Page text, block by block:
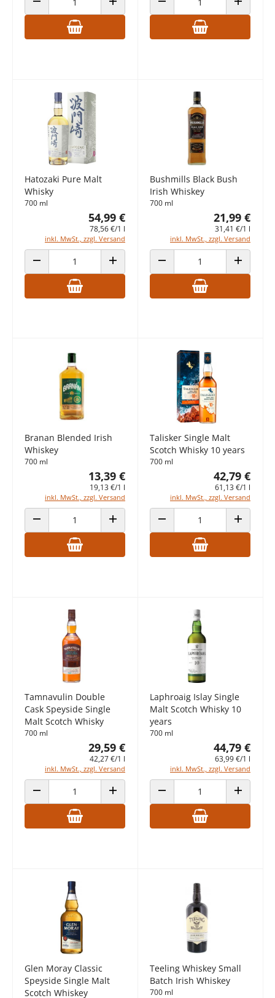
ANZAHL VERRINGERN ANZAHL ERHÖHENANZAHL VERRINGERN ANZAHL
Hatozaki Pure Malt
Whisky
700 ml
54,99 €
78,56 €/1 l
inkl. MwSt., zzgl. Versand
ANZAHL VERRINGERN ANZAHL ERHÖHEN
Bushmills Black Bush
Irish Whiskey
700 ml
21,99 €
31,41 €/1 l
inkl. MwSt., zzgl. Versand
ANZAHL VERRINGERN ANZAHL
Branan Blended Irish
Whiskey
700 ml
13,39 €
19,13 €/1 l
inkl. MwSt., zzgl. Versand
ANZAHL VERRINGERN ANZAHL ERHÖHEN
Talisker Single Malt
Scotch Whisky 10 years
700 ml
42,79 €
61,13 €/1 l
inkl. MwSt., zzgl. Versand
ANZAHL VERRINGERN ANZAHL
Tamnavulin Double
Cask Speyside Single
Malt Scotch Whisky
700 ml
29,59 €
42,27 €/1 l
inkl. MwSt., zzgl. Versand
ANZAHL VERRINGERN ANZAHL ERHÖHEN
Laphroaig Islay Single
Malt Scotch Whisky 10
years
700 ml
44,79 €
63,99 €/1 l
inkl. MwSt., zzgl. Versand
ANZAHL VERRINGERN ANZAHL
Glen Moray Classic
Speyside Single Malt
Scotch Whiskey
Teeling Whiskey Small
Batch Irish Whiskey
700 ml